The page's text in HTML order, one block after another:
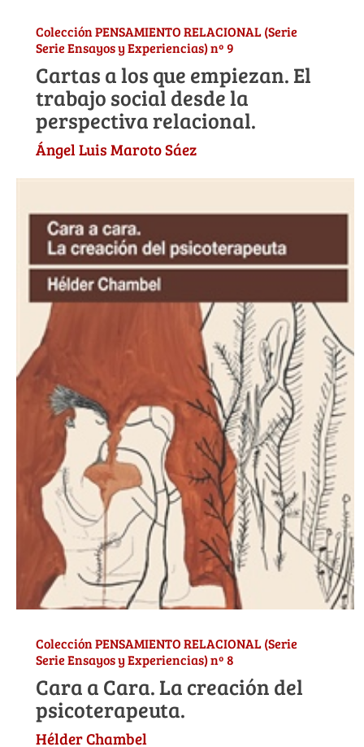
Colección PENSAMIENTO RELACIONAL (Serie
Serie Ensayos y Experiencias) nº 9
Cartas a los que empiezan. El
trabajo social desde la
perspectiva relacional.
Ángel Luis Maroto Sáez
Colección PENSAMIENTO RELACIONAL (Serie
Serie Ensayos y Experiencias) nº 8
Cara a Cara. La creación del
psicoterapeuta.
Hélder Chambel